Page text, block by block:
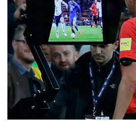
IT Times
生成式AI與雲端應用
Enterprise Digital Transformation
特集